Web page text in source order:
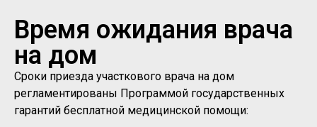
Время ожидания врача
на дом
Сроки приезда участкового врача на дом
регламентированы Программой государственных
гарантий бесплатной медицинской помощи: